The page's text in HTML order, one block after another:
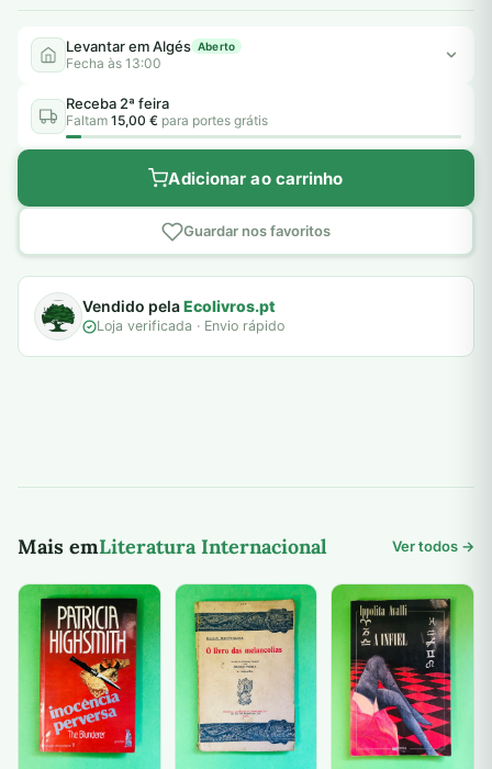
Levantar em Algés Aberto
Fecha às 13:00
Receba 2ª feira
Faltam 15,00 € para portes grátis
Adicionar ao carrinho
Guardar nos favoritos
Vendido pelaEcolivros.pt
Loja verificada · Envio rápido
Mais emLiteratura Internacional Ver todos →